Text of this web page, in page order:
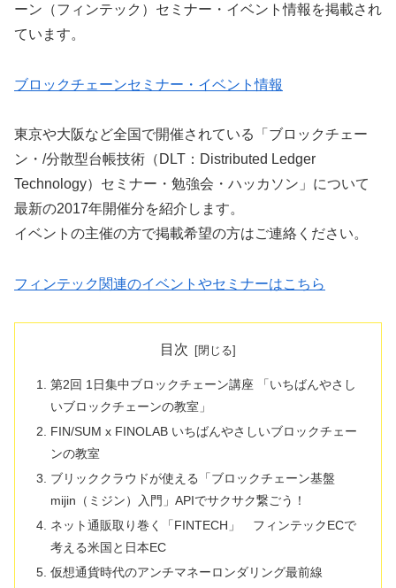
ーン（フィンテック）セミナー・イベント情報を掲載され
ています。
ブロックチェーンセミナー・イベント情報
東京や大阪など全国で開催されている「ブロックチェー
ン・/分散型台帳技術（DLT：Distributed Ledger
Technology）セミナー・勉強会・ハッカソン」について
最新の2017年開催分を紹介します。
イベントの主催の方で掲載希望の方はご連絡ください。
フィンテック関連のイベントやセミナーはこちら
目次
第2回 1日集中ブロックチェーン講座 「いちばんやさし
いブロックチェーンの教室」
FIN/SUM x FINOLAB いちばんやさしいブロックチェー
ンの教室
ブリッククラウドが使える「ブロックチェーン基盤
mijin（ミジン）入門」APIでサクサク繋ごう！
ネット通販取り巻く「FINTECH」 フィンテックECで
考える米国と日本EC
仮想通貨時代のアンチマネーロンダリング最前線